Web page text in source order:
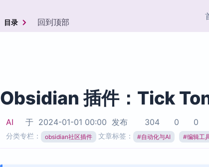
加速访问
目录 回到顶部
Obsidian 插件：Tick
AI 于 2024-01-01 00:00 发布 304 0 0
分类专栏： obsidian社区插件 文章标签： #自动化与AI #编辑工